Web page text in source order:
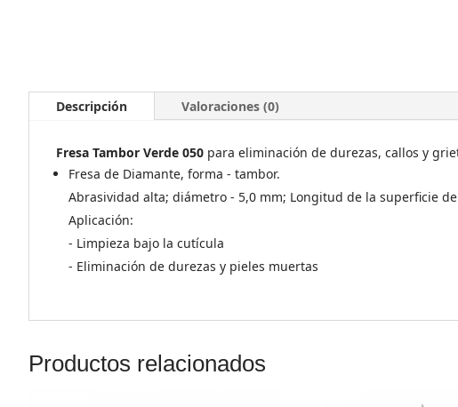
Descripción Valoraciones (0)
Fresa Tambor Verde 050 para eliminación de durezas, callos y
Fresa de Diamante, forma - tambor.
Abrasividad alta; diámetro - 5,0 mm; Longitud de la superficie
Aplicación:
- Limpieza bajo la cutícula
- Eliminación de durezas y pieles muertas
Productos relacionados